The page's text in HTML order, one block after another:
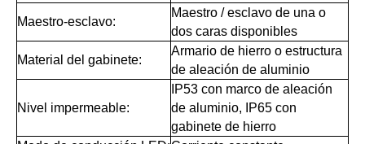
Maestro-esclavo:
Maestro / esclavo de una o
dos caras disponibles
Material del gabinete:
Armario de hierro o estructura
de aleación de aluminio
Nivel impermeable:
IP53 con marco de aleación
de aluminio, IP65 con
gabinete de hierro